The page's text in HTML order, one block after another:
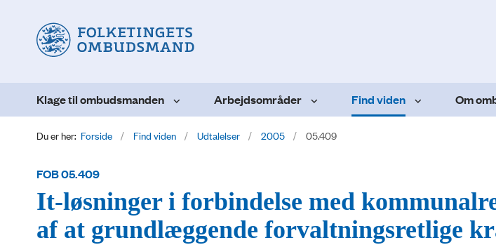
Klage til ombudsmanden Arbejdsområder Find viden Om
Du er her: Forside Find viden Udtalelser 2005 05.409
FOB 05.409
It-løsninger i forbindelse med
af at grundlæggende forvaltningsretlige